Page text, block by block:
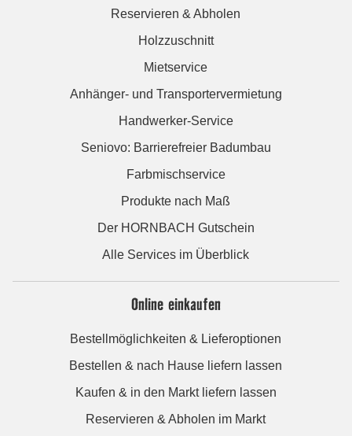
Reservieren & Abholen
Holzzuschnitt
Mietservice
Anhänger- und Transportervermietung
Handwerker-Service
Seniovo: Barrierefreier Badumbau
Farbmischservice
Produkte nach Maß
Der HORNBACH Gutschein
Alle Services im Überblick
Online einkaufen
Bestellmöglichkeiten & Lieferoptionen
Bestellen & nach Hause liefern lassen
Kaufen & in den Markt liefern lassen
Reservieren & Abholen im Markt